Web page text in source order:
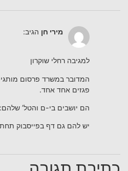
מירי חן הגיב:
למגיבה רחלי שוקרון
המדובר במשרד פרסום
פגזים אחד אחד.
הם יושבים בי-ם והטל’ שלהם: 025804480
יש להם גם דף בפייסבוק